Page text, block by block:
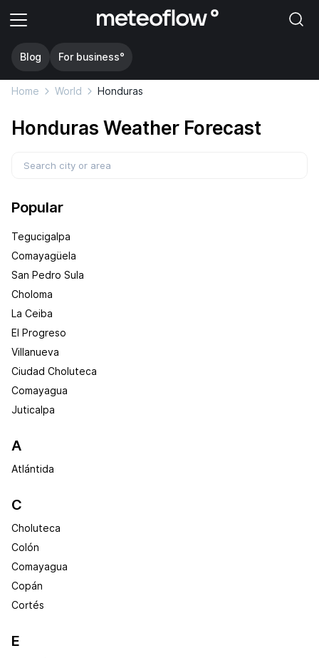
Blog For business°
Home World Honduras
Honduras Weather Forecast
Popular
Tegucigalpa
Comayagüela
San Pedro Sula
Choloma
La Ceiba
El Progreso
Villanueva
Ciudad Choluteca
Comayagua
Juticalpa
A
Atlántida
C
Choluteca
Colón
Comayagua
Copán
Cortés
E